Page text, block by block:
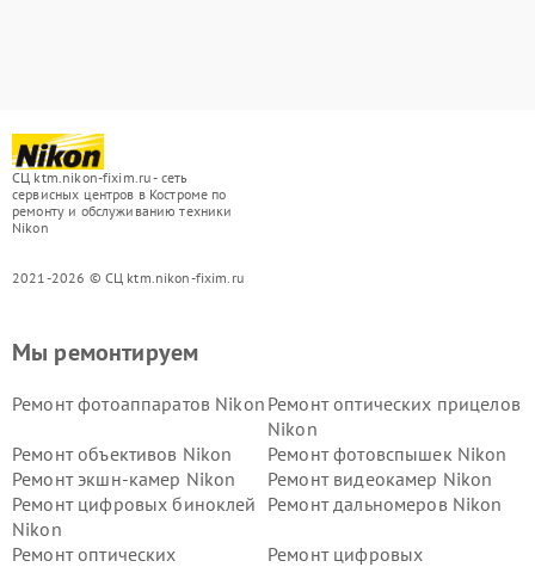
СЦ ktm.nikon-fixim.ru - сеть
сервисных центров в Костроме по
ремонту и обслуживанию техники
Nikon
2021-2026 © СЦ ktm.nikon-fixim.ru
Мы ремонтируем
Ремонт фотоаппаратов Nikon Ремонт оптических прицелов
Nikon
Ремонт объективов Nikon
Ремонт фотовспышек Nikon
Ремонт экшн-камер Nikon
Ремонт видеокамер Nikon
Ремонт цифровых биноклей
Nikon
Ремонт дальномеров Nikon
Ремонт оптических
Ремонт цифровых